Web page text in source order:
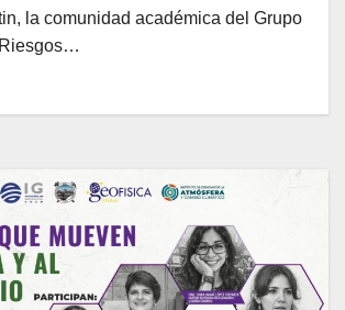
la comunidad académica del Grupo